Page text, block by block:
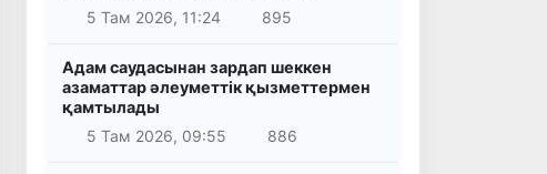
5 Там 2026, 11:24
895
Адам саудасынан зардап шеккен
азаматтар әлеуметтік қызметтермен
қамтылады
5 Там 2026, 09:55
886